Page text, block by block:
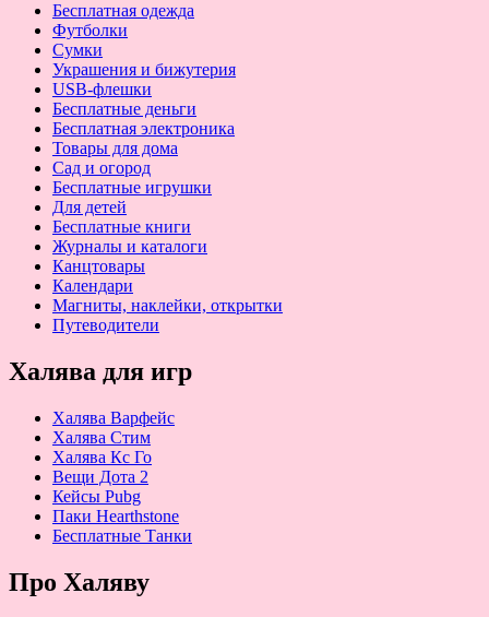
Бесплатная одежда
Футболки
Сумки
Украшения и бижутерия
USB-флешки
Бесплатные деньги
Бесплатная электроника
Товары для дома
Сад и огород
Бесплатные игрушки
Для детей
Бесплатные книги
Журналы и каталоги
Канцтовары
Календари
Магниты, наклейки, открытки
Путеводители
Халява для игр
Халява Варфейс
Халява Стим
Халява Кс Го
Вещи Дота 2
Кейсы Pubg
Паки Hearthstone
Бесплатные Танки
Про Халяву